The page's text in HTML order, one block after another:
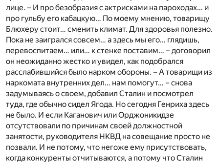
лице. – И про безобразия с актрисками на пароходах… и
про гульбу его кабацкую… По моему мнению, товарищу
Блюхеру стоит… сменить климат. Для здоровья полезно.
Пока не заигрался совсем… а здесь мы его… глядишь,
перевоспитаем… или… к стенке поставим… – договорил
он неожиданно жестко и увидел, как подобрался
расслабившийся было нарком обороны. – А товарищи из
наркомата внутренних дел… нам помогут… – снова
задумываясь о своем, добавил Сталин и посмотрел
туда, где обычно сидел Ягода. Но сегодня Генриха здесь
не было. И если Каганович или Орджоникидзе
отсутствовали по причинам своей должностной
занятости, руководителя НКВД на совещание просто не
позвали. И не потому, что негоже ему присутствовать,
когда конкуренты отчитываются, а потому что Сталин